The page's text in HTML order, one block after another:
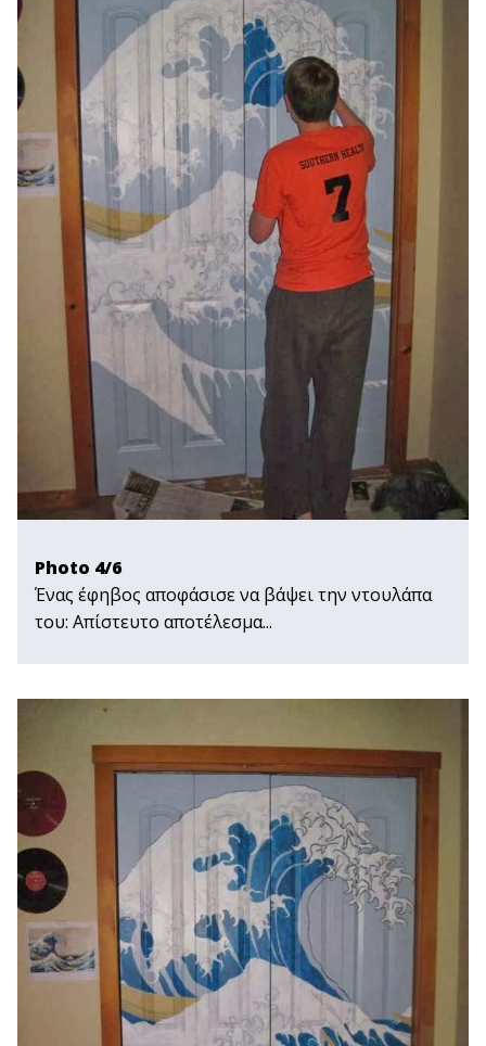
Photo 4/6
Ένας έφηβος αποφάσισε να βάψει την ντουλάπα
του: Απίστευτο αποτέλεσμα...